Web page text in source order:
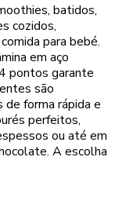
batidos,
cozidos,
para bebé.
em aço
pontos garante
são
de forma rápida e
perfeitos,
ou até em
A escolha